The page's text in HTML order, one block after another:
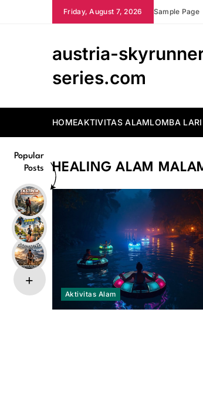
Friday, August 7, 2026 Sample Page
austria-
series.com
HOMEAKTIVITAS ALAMLOMBA
Popular
Posts
HEALING ALAM
Aktivitas Alam